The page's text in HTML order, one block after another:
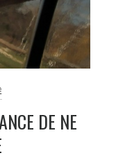
DE NE